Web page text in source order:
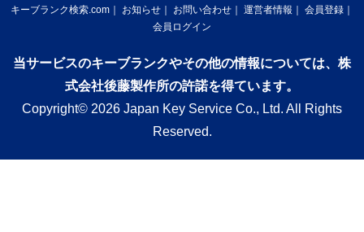
キーブランク検索.com お知らせ お問い合わせ 運営者情報
会員登録
会員ログイン
当サービスのキーブランクやその他の情報については、株
式会社後藤製作所の許諾を得ています。
Copyright© 2026 Japan Key Service Co., Ltd. All Rights
Reserved.